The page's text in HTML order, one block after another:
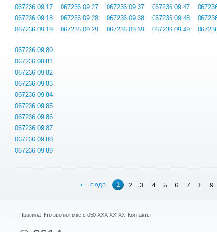
067236 09 17
067236 09 18
067236 09 19
067236 09 27
067236 09 28
067236 09 29
067236 09 37
067236 09 38
067236 09 39
067236 09 47
067236 09 48
067236 09 49
067236 09 80
067236 09 81
067236 09 82
067236 09 83
067236 09 84
067236 09 85
067236 09 86
067236 09 87
067236 09 88
067236 09 89
сюда 1 2 3 4 5 6 7 8 9
Правила Кто звонил мне с 050 XXX-XX-XX Контакты